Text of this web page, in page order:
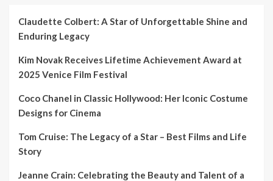
Claudette Colbert: A Star of Unforgettable Shine and
Enduring Legacy
Kim Novak Receives Lifetime Achievement Award at
2025 Venice Film Festival
Coco Chanel in Classic Hollywood: Her Iconic Costume
Designs for Cinema
Tom Cruise: The Legacy of a Star – Best Films and Life
Story
Jeanne Crain: Celebrating the Beauty and Talent of a